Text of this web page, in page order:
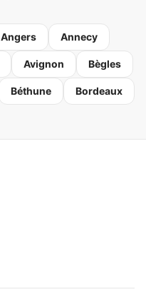
Angers Annecy
Avignon Bègles
Béthune Bordeaux